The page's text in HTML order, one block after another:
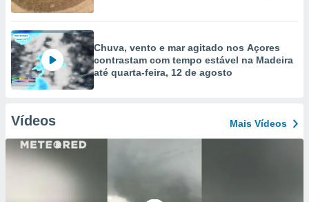
Chuva, vento e mar agitado nos Açores
contrastam com tempo estável na Madeira
até quarta-feira, 12 de agosto
Vídeos Mais Vídeos